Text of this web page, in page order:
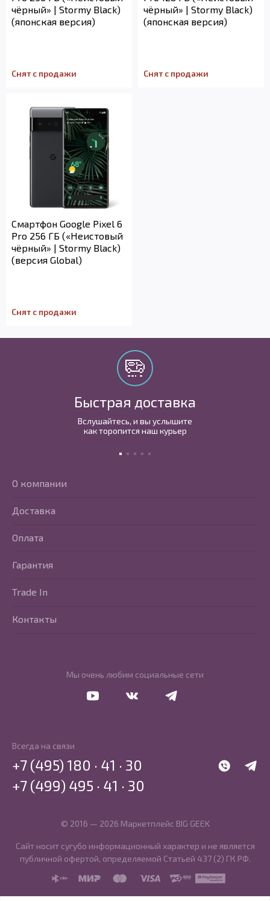
чёрный» | Stormy Black)
(японская версия)
Снят с продажи
чёрный» | Stormy Black)
(японская версия)
Снят с продажи
Смартфон Google Pixel 6
Pro 256 ГБ («Неистовый
чёрный» | Stormy Black)
(версия Global)
Снят с продажи
Быстрая доставка
Вслушайтесь, и вы услышите
как торопится наш курьер
Мы очень любим социальные сети
О компании
Доставка
Оплата
Гарантия
Trade In
Контакты
Всегда на связи
WhatsApp
+7 (495) 180 · 41 · 30
+7 (499) 495 · 41 · 30
© 2016 — 2026 Маркетплейс BIG GEEK
Сайт носит сугубо информационный характер и не является
публичной офертой, определяемой Статьей 437 (2) ГК РФ.
SBP
MIR MasterCard
Visa PCI DSS PayKeeper